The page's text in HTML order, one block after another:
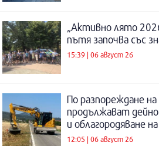
„Активно лято
пътя започва със
15:39 | 06 август 26
По разпореждане
продължават
и облагородяване
12:05 | 06 август 26